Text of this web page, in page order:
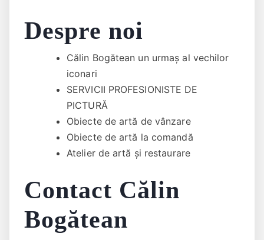
Despre noi
Călin Bogătean un urmaş al vechilor
iconari
SERVICII PROFESIONISTE DE
PICTURĂ
Obiecte de artă de vânzare
Obiecte de artă la comandă
Atelier de artă și restaurare
Contact Călin
Bogătean